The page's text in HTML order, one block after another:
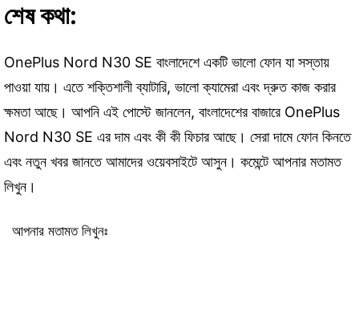
শেষ কথা:
OnePlus Nord N30 SE বাংলাদেশে একটি ভালো ফোন যা সস্তায়
পাওয়া যায়। এতে শক্তিশালী ব্যাটারি, ভালো ক্যামেরা এবং দ্রুত কাজ করার
ক্ষমতা আছে। আপনি এই পোস্টে জানলেন, বাংলাদেশের বাজারে OnePlus
Nord N30 SE এর দাম এবং কী কী ফিচার আছে। সেরা দামে ফোন কিনতে
এবং নতুন খবর জানতে আমাদের ওয়েবসাইটে আসুন। কমেন্টে আপনার মতামত
লিখুন।
আপনার মতামত লিখুনঃ